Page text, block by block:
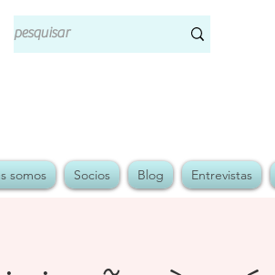
somos Socios Blog Entrevistas